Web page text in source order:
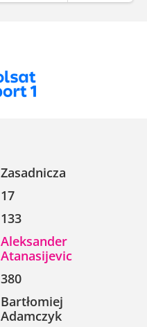
Zasadnicza
17
133
Aleksander
Atanasijevic
380
Bartłomiej
Adamczyk